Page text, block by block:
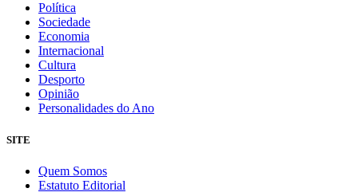
Política
Sociedade
Economia
Internacional
Cultura
Desporto
Opinião
Personalidades do Ano
SITE
Quem Somos
Estatuto Editorial